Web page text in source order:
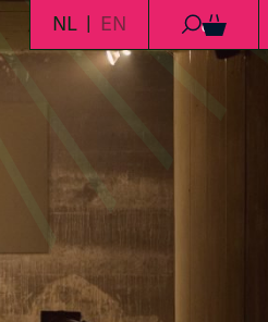
NL EN 0